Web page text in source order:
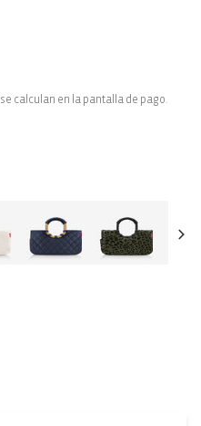
se calculan en la pantalla de pago.